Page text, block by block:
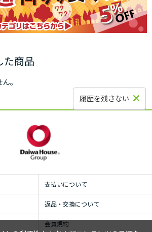
た商品
。
履歴を残さない
支払いについて
返品・交換について
会員規約